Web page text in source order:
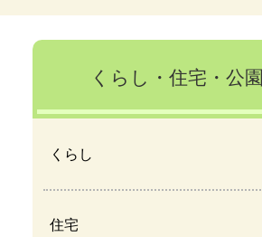
くらし・住宅・公園
くらし
住宅